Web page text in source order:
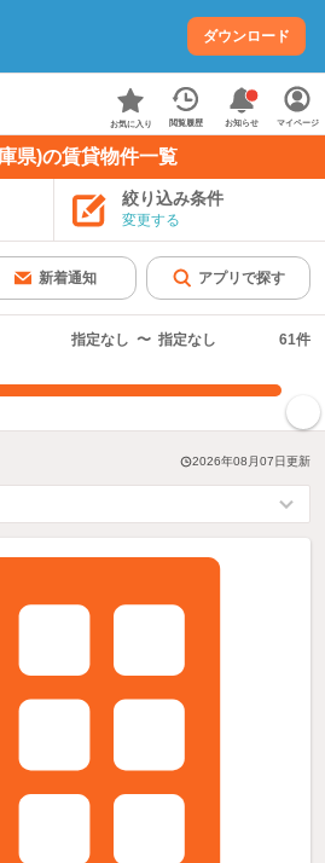
ダウンロード
お気に入り 閲覧履歴 お知らせ マイページ
県)の賃貸物件一覧
絞り込み条件
変更する
新着通知 アプリで探す
指定なし 〜 指定なし 61件
2026年08月07日更新